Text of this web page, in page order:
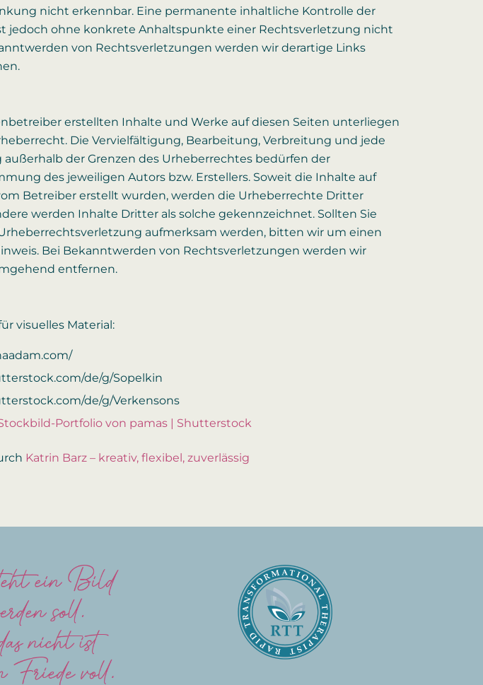
nicht erkennbar. Eine permanente inhaltliche Kontrolle der
jedoch ohne konkrete Anhaltspunkte einer Rechtsverletzung nicht
von Rechtsverletzungen werden wir derartige Links
erstellten Inhalte und Werke auf diesen Seiten unterliegen
Die Vervielfältigung, Bearbeitung, Verbreitung und jede
der Grenzen des Urheberrechtes bedürfen der
des jeweiligen Autors bzw. Erstellers. Soweit die Inhalte auf
Betreiber erstellt wurden, werden die Urheberrechte Dritter
werden Inhalte Dritter als solche gekennzeichnet. Sollten Sie
aufmerksam werden, bitten wir um einen
Bei Bekanntwerden von Rechtsverletzungen werden wir
entfernen.
visuelles Material:
de/g/Sopelkin
de/g/Verkensons
Portfolio von pamas | Shutterstock
Katrin Barz – kreativ, flexibel, zuverlässig